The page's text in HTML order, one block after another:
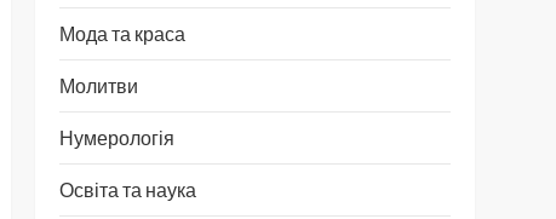
Мода та краса
Молитви
Нумерологія
Освіта та наука